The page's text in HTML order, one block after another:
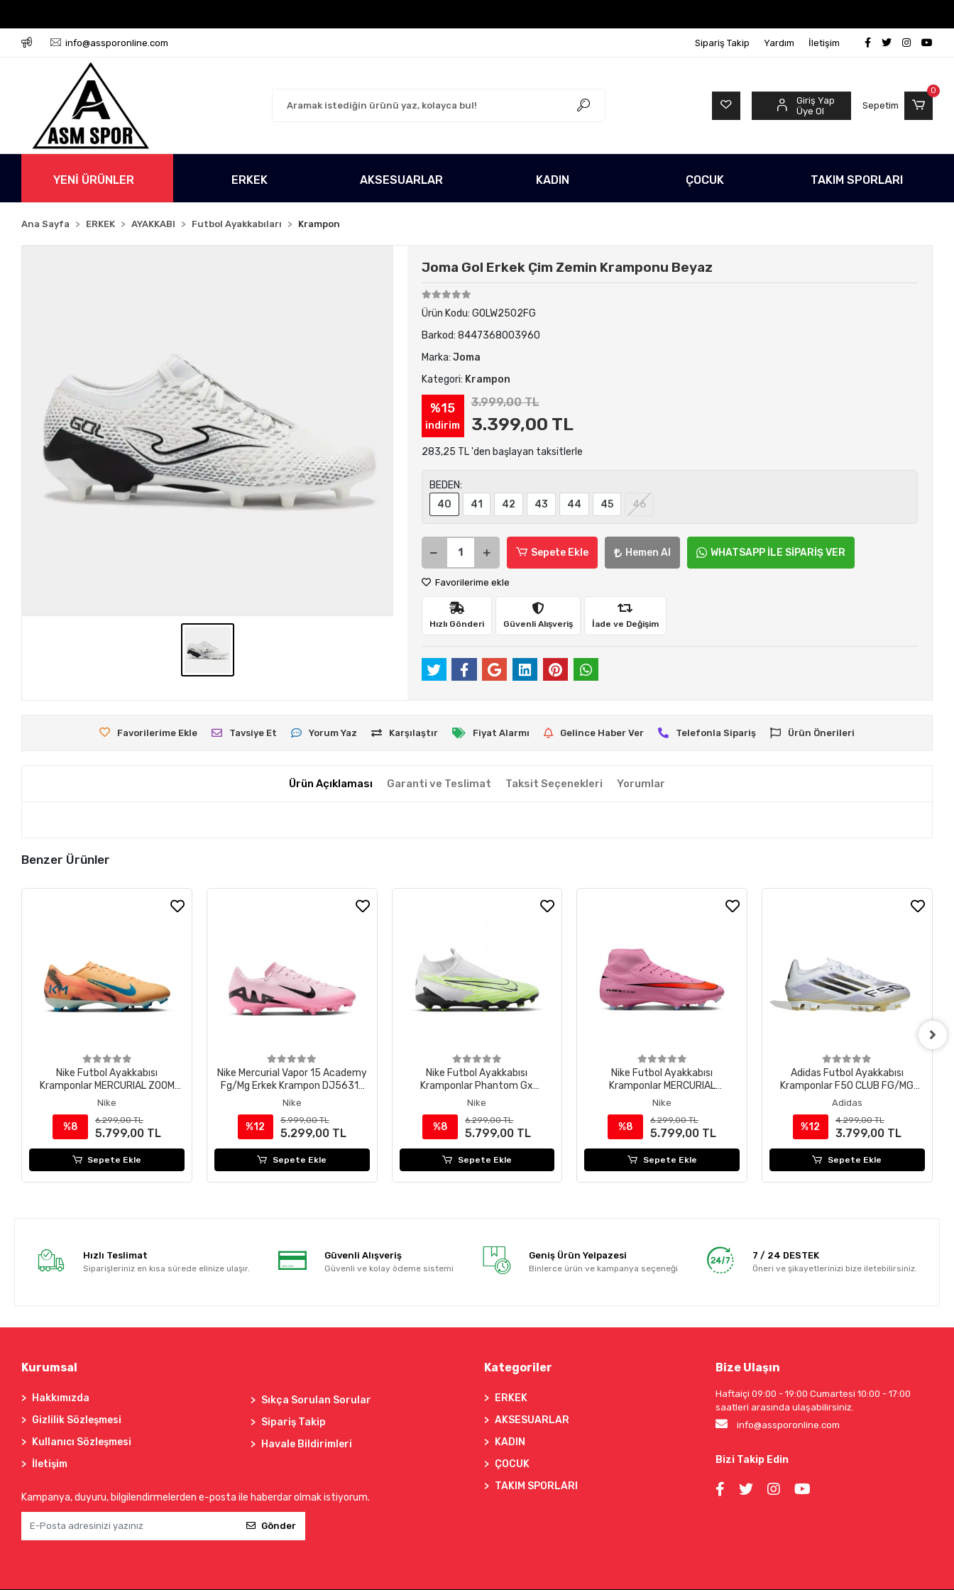
info@assporonline.com Sipariş Takip Yardım İletişim
Giriş Yap
Üye Ol
Sepetim
0
YENİ ÜRÜNLER ERKEK AKSESUARLAR KADIN ÇOCUK TAKIM SPORLARI
Ana Sayfa ERKEK AYAKKABI Futbol Ayakkabıları Krampon
Joma Gol Erkek Çim Zemin Kramponu Beyaz
Ürün Kodu: GOLW2502FG
Barkod: 8447368003960
Marka: Joma
Kategori: Krampon
%15
indirim
3.999,00 TL
3.399,00 TL
283,25 TL 'den başlayan taksitlerle
BEDEN:
40
41 42 43 44 45 46
Sepete Ekle Hemen Al WHATSAPP İLE SİPARİŞ VER
Favorilerime ekle
Hızlı Gönderi Güvenli Alışveriş İade ve Değişim
Favorilerime Ekle Tavsiye Et Yorum Yaz Karşılaştır Fiyat Alarmı Gelince Haber Ver Telefonla Sipariş Ürün Önerileri
Ürün Açıklaması Garanti ve Teslimat Taksit Seçenekleri Yorumlar
Benzer Ürünler
Nike Futbol Ayakkabısı
Kramponlar MERCURIAL ZOOM
VAPOR 16 ACADEMY KM FG/MG
Nike
%8
6.299,00 TL
5.799,00 TL
Sepete Ekle
Nike Mercurial Vapor 15 Academy
Fg/Mg Erkek Krampon DJ5631-
601
Nike
%12
5.999,00 TL
5.299,00 TL
Sepete Ekle
Nike Futbol Ayakkabısı
Kramponlar Phantom Gx
Academy Dynamic Fit Mg
Nike
%8
6.299,00 TL
5.799,00 TL
Sepete Ekle
Nike Futbol Ayakkabısı
Kramponlar MERCURIAL
SUPERFLY 10 ACAD FG/MG
Nike
%8
6.299,00 TL
5.799,00 TL
Sepete Ekle
Adidas Futbol Ayakkabısı
Kramponlar F50 CLUB FG/MG
JI0046
Adidas
%12
4.299,00 TL
3.799,00 TL
Sepete Ekle
Hızlı Teslimat
Siparişleriniz en kısa sürede elinize ulaşır.
Güvenli Alışveriş
Güvenli ve kolay ödeme sistemi
Geniş Ürün Yelpazesi
Binlerce ürün ve kampanya seçeneği
7 / 24 DESTEK
Öneri ve şikayetlerinizi bize iletebilirsiniz.
Kurumsal
Hakkımızda
Gizlilik Sözleşmesi
Kullanıcı Sözleşmesi
İletişim
Sıkça Sorulan Sorular
Sipariş Takip
Havale Bildirimleri
Kampanya, duyuru, bilgilendirmelerden e-posta ile haberdar olmak istiyorum.
Gönder
Kategoriler
ERKEK
AKSESUARLAR
KADIN
ÇOCUK
TAKIM SPORLARI
Bize Ulaşın
Haftaiçi 09:00 - 19:00 Cumartesi 10:00 - 17:00
saatleri arasında ulaşabilirsiniz.
info@assporonline.com
Bizi Takip Edin